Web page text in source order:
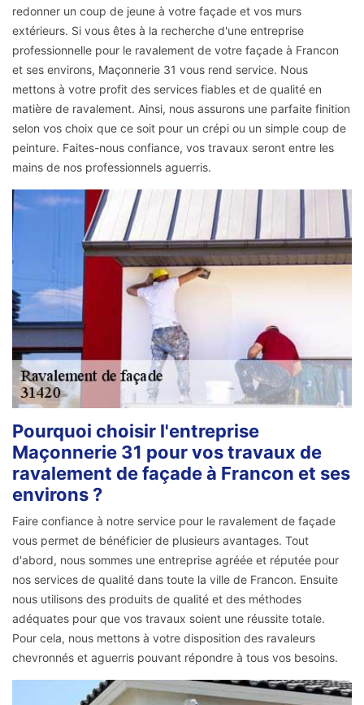
redonner un coup de jeune à votre façade et vos murs
extérieurs. Si vous êtes à la recherche d'une entreprise
professionnelle pour le ravalement de votre façade à Francon
et ses environs, Maçonnerie 31 vous rend service. Nous
mettons à votre profit des services fiables et de qualité en
matière de ravalement. Ainsi, nous assurons une parfaite finition
selon vos choix que ce soit pour un crépi ou un simple coup de
peinture. Faites-nous confiance, vos travaux seront entre les
mains de nos professionnels aguerris.
Pourquoi choisir l'entreprise
Maçonnerie 31 pour vos travaux de
ravalement de façade à Francon et ses
environs ?
Faire confiance à notre service pour le ravalement de façade
vous permet de bénéficier de plusieurs avantages. Tout
d'abord, nous sommes une entreprise agréée et réputée pour
nos services de qualité dans toute la ville de Francon. Ensuite
nous utilisons des produits de qualité et des méthodes
adéquates pour que vos travaux soient une réussite totale.
Pour cela, nous mettons à votre disposition des ravaleurs
chevronnés et aguerris pouvant répondre à tous vos besoins.